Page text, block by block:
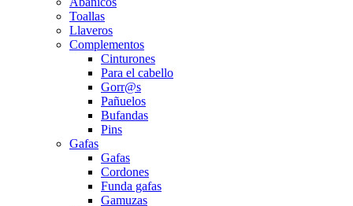
Toallas
Llaveros
Complementos
Cinturones
Para el cabello
Gorr@s
Pañuelos
Bufandas
Pins
Gafas
Gafas
Cordones
Funda gafas
Gamuzas